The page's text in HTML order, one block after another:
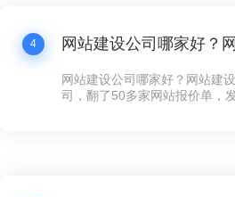
4
网站建设公司哪家好？网站建
司，翻了50多家网站报价单